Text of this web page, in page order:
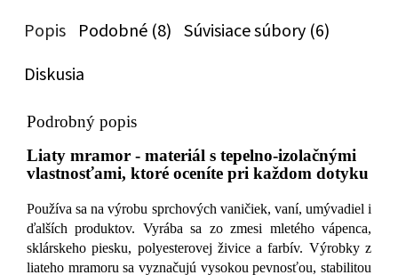
Popis Podobné (8) Súvisiace súbory (6)
Diskusia
Podrobný popis
Liaty mramor - materiál s tepelno-izolačnými
vlastnosťami, ktoré oceníte pri každom dotyku
Používa sa na výrobu sprchových vaničiek, vaní, umývadiel i
ďalších produktov. Vyrába sa zo zmesi mletého vápenca,
sklárskeho piesku, polyesterovej živice a farbív. Výrobky z
liateho mramoru sa vyznačujú vysokou pevnosťou, stabilitou